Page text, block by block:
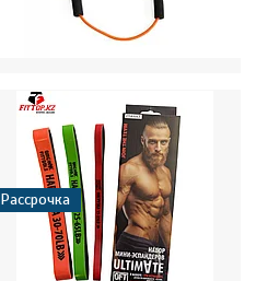
Рассрочка